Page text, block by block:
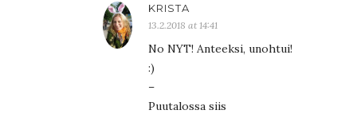
KRISTA
13.2.2018 at 14:41
No NYT! Anteeksi, unohtui!
:)
–
Puutalossa siis